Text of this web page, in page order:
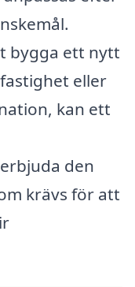
bygga ett nytt
eller
kan ett
erbjuda den
krävs för att